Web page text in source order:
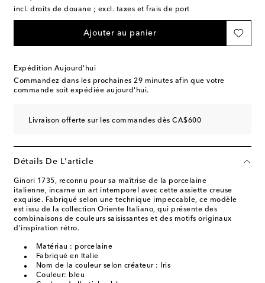
incl. droits de douane ; excl. taxes et frais de port
Ajouter au panier
Expédition Aujourd'hui
Commandez dans les prochaines 29 minutes afin que votre
commande soit expédiée aujourd'hui.
Livraison offerte sur les commandes dès CA$600
Détails De L'article
Ginori 1735, reconnu pour sa maîtrise de la porcelaine
italienne, incarne un art intemporel avec cette assiette creuse
exquise. Fabriqué selon une technique impeccable, ce modèle
est issu de la collection Oriente Italiano, qui présente des
combinaisons de couleurs saisissantes et des motifs originaux
d'inspiration rétro.
Matériau : porcelaine
Fabriqué en Italie
Nom de la couleur selon créateur : Iris
Couleur: bleu